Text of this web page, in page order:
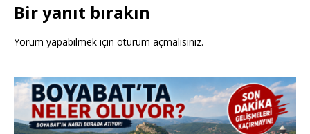
Bir yanıt bırakın
Yorum yapabilmek için oturum açmalısınız.